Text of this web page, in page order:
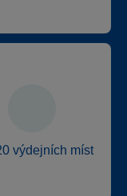
výdejních míst